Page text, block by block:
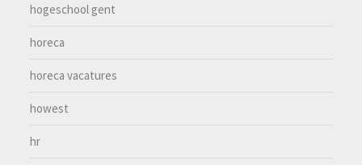
hogeschool gent
horeca
horeca vacatures
howest
hr